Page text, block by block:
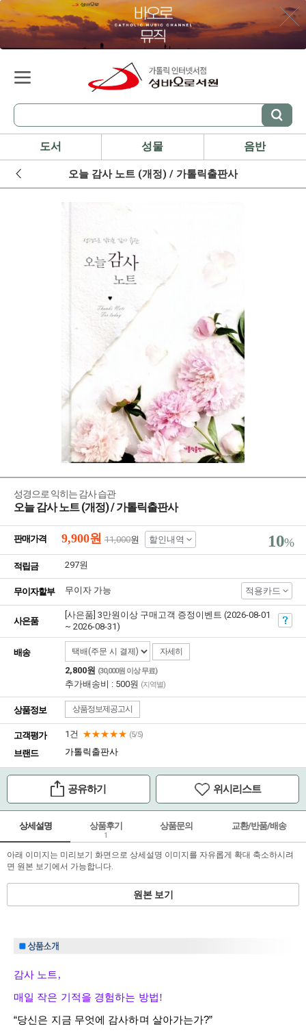
도서 성물 음반
오늘 감사 노트 (개정) / 가톨릭출판사
성경으로 익히는 감사 습관
오늘 감사 노트 (개정) / 가톨릭출판사
판매가격 9,900원 11,000원 할인내역 10%
적립금 297원
무이자할부 무이자 가능 적용카드
사은품
[사은품] 3만원이상 구매고객 증정이벤트 (2026-08-01
~ 2026-08-31)
배송 자세히
2,800원 (30,000원 이상 무료)
추가배송비 : 500원 (지역별)
상품정보 상품정보제공고시
고객평가 1건 ★★★★★ (5/5)
브랜드 가톨릭출판사
공유하기 위시리스트
상세설명 상품후기
1
상품문의 교환/반품/배송
아래 이미지는 미리보기 화면으로 상세설명 이미지를 자유롭게 확대 축소하시려
면 원본 보기에서 가능합니다.
원본 보기
감사 노트,
매일 작은 기적을 경험하는 방법!
“당신은 지금 무엇에 감사하며 살아가는가?”